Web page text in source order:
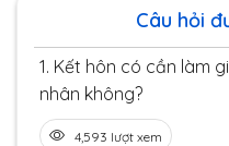
Câu hỏi
1. Kết hôn có cần làm
nhân không?
4,593 lượt xem